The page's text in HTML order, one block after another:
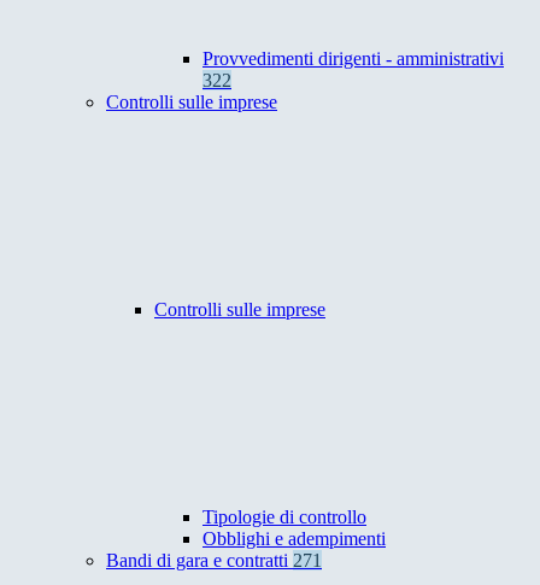
Provvedimenti dirigenti - amministrativi
322
Controlli sulle imprese
Controlli sulle imprese
Tipologie di controllo
Obblighi e adempimenti
Bandi di gara e contratti 271